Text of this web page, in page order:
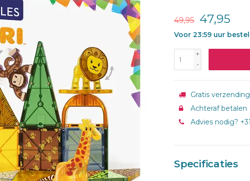
49,95 47,95
Voor 23:59 uur
+
-
Gratis
Achteraf betalen
Advies nodig?
Specificaties